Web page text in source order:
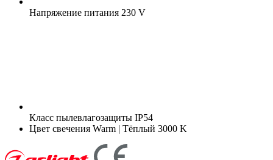
Напряжение питания 230 V
Класс пылевлагозащиты IP54
Цвет свечения Warm | Тёплый 3000 K